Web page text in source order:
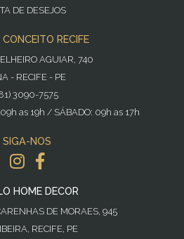
DE DESEJOS
RECIFE
AGUIAR, 740
- RECIFE - PE
3090-7575
as 19h / SÁBADO: 09h as 17h
SIGA-NOS
HOME DECOR
DE MORAES, 945
RECIFE, PE